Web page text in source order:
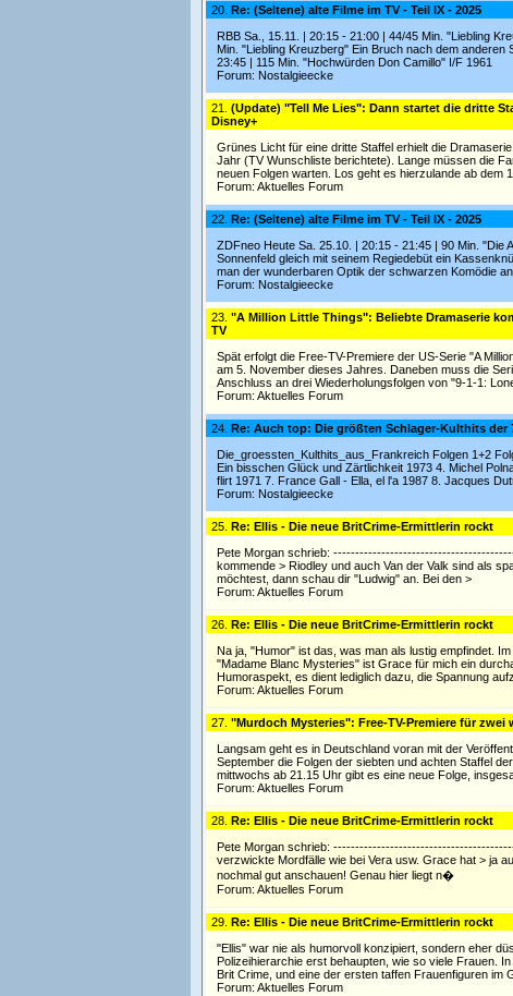
20. Re: (Seltene) alte Filme im TV - Teil IX - 2025
RBB Sa., 15.11. | 20:15 - 21:00 | 44/45 Min. "Liebling
Min. "Liebling Kreuzberg" Ein Bruch nach dem
23:45 | 115 Min. "Hochwürden Don Camillo" I/F 1961
Forum: Nostalgieecke
21. (Update) "Tell Me Lies": Dann startet die dritte
Disney+
Grünes Licht für eine dritte Staffel erhielt die
Jahr (TV Wunschliste berichtete). Lange müssen die
neuen Folgen warten. Los geht es hierzulande ab dem
Forum: Aktuelles Forum
22. Re: (Seltene) alte Filme im TV - Teil IX - 2025
ZDFneo Heute Sa. 25.10. | 20:15 - 21:45 | 90 Min.
Sonnenfeld gleich mit seinem Regiedebüt ein
man der wunderbaren Optik der schwarzen Komödie
Forum: Nostalgieecke
23. "A Million Little Things": Beliebte Dramaserie
TV
Spät erfolgt die Free-TV-Premiere der US-Serie "A
am 5. November dieses Jahres. Daneben muss die
Anschluss an drei Wiederholungsfolgen von "9-1-1:
Forum: Aktuelles Forum
24. Re: Auch top: Die größten Schlager-Kulthits der
Die_groessten_Kulthits_aus_Frankreich Folgen 1+2
Ein bisschen Glück und Zärtlichkeit 1973 4. Michel
flirt 1971 7. France Gall - Ella, el l'a 1987 8. Jacques
Forum: Nostalgieecke
25. Re: Ellis - Die neue BritCrime-Ermittlerin rockt
Pete Morgan schrieb:
kommende > Riodley und auch Van der Valk sind als
möchtest, dann schau dir "Ludwig" an. Bei den >
Forum: Aktuelles Forum
26. Re: Ellis - Die neue BritCrime-Ermittlerin rockt
Na ja, "Humor" ist das, was man als lustig empfindet.
"Madame Blanc Mysteries" ist Grace für mich ein
Humoraspekt, es dient lediglich dazu, die Spannung
Forum: Aktuelles Forum
27. "Murdoch Mysteries": Free-TV-Premiere für
Langsam geht es in Deutschland voran mit der
September die Folgen der siebten und achten Staffel
mittwochs ab 21.15 Uhr gibt es eine neue Folge,
Forum: Aktuelles Forum
28. Re: Ellis - Die neue BritCrime-Ermittlerin rockt
Pete Morgan schrieb:
verzwickte Mordfälle wie bei Vera usw. Grace hat > ja
nochmal gut anschauen! Genau hier liegt n�
Forum: Aktuelles Forum
29. Re: Ellis - Die neue BritCrime-Ermittlerin rockt
"Ellis" war nie als humorvoll konzipiert, sondern eher
Polizeihierarchie erst behaupten, wie so viele Frauen.
Brit Crime, und eine der ersten taffen Frauenfiguren im
Forum: Aktuelles Forum